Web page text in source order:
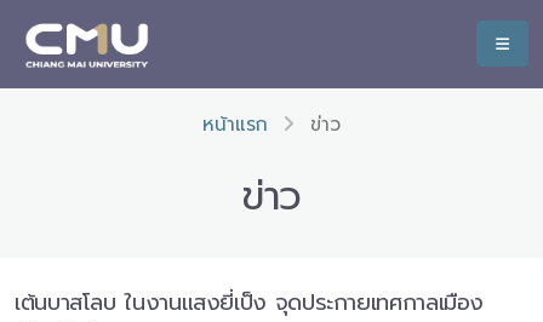
หน้าแรก ข่าว
ข่าว
เต้นบาสโลบ ในงานแสงยี่เป็ง จุดประกายเทศกาลเมือง